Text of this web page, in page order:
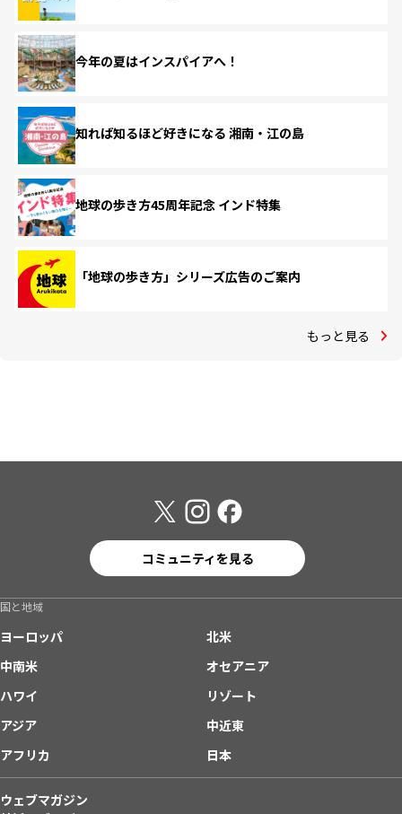
今年の夏はインスパイアへ！
知れば知るほど好きになる 湘南・江の島
地球の歩き方45周年記念 インド特集
「地球の歩き方」シリーズ広告のご案内
もっと見る
コミュニティを見る
国と地域
ヨーロッパ
北米
中南米
オセアニア
ハワイ
リゾート
アジア
中近東
アフリカ
日本
ウェブマガジン